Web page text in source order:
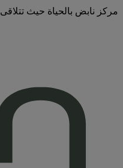
مركز نابض بالحياة حيث تتلاقى